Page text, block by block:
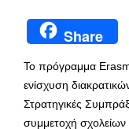
Share
Το πρόγραμμα
ενίσχυση
Στρατηγικές
συμμετοχή σχολείων